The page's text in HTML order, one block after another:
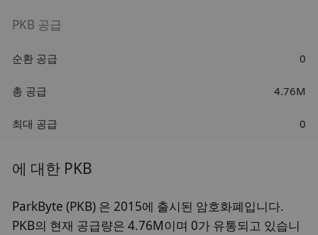
PKB 공급
순환 공급 0
총 공급 4.76M
최대 공급 0
에 대한 PKB
ParkByte (PKB) 은 2015에 출시된 암호화폐입니다.
PKB의 현재 공급량은 4.76M이며 0가 유통되고 있습니